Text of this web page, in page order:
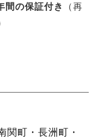
間の保証付き
（再
関町・長洲町・